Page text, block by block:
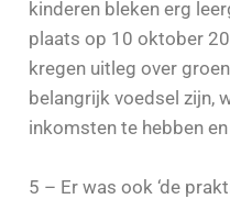
kinderen bleken erg
plaats op 10 oktober
kregen uitleg over
belangrijk voedsel zijn,
inkomsten te hebben en
5 – Er was ook ‘de